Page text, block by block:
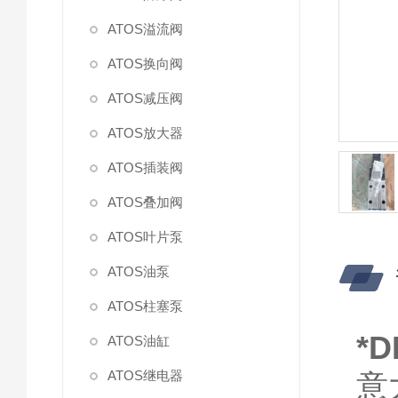
ATOS溢流阀
ATOS换向阀
ATOS减压阀
ATOS放大器
ATOS插装阀
ATOS叠加阀
ATOS叶片泵
ATOS油泵
ATOS柱塞泵
ATOS油缸
ATOS继电器
意